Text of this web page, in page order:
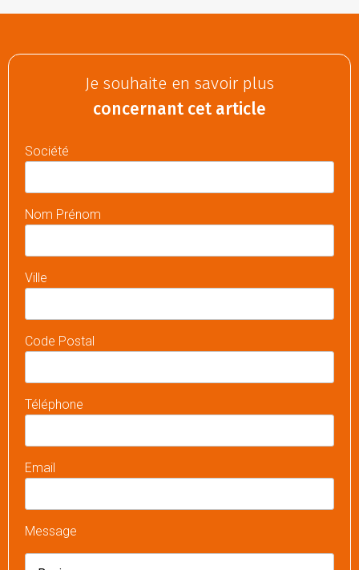
Je souhaite en savoir plus
concernant cet article
Société
Nom Prénom
Ville
Code Postal
Téléphone
Email
Message